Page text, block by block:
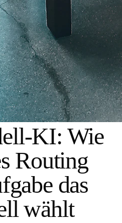
KI: Wie
Routing
das
wählt